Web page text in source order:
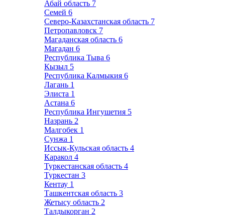
Абай область 7
Семей 6
Северо-Казахстанская область 7
Петропавловск 7
Магаданская область 6
Магадан 6
Республика Тыва 6
Кызыл 5
Республика Калмыкия 6
Лагань 1
Элиста 1
Астана 6
Республика Ингушетия 5
Назрань 2
Малгобек 1
Сунжа 1
Иссык-Кульская область 4
Каракол 4
Туркестанская область 4
Туркестан 3
Кентау 1
Ташкентская область 3
Жетысу область 2
Талдыкорган 2